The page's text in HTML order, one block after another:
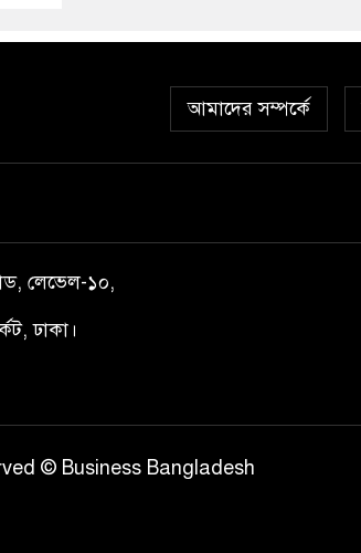
আমাদের সম্পর্কে
লেভেল-১০,
ঢাকা।
© Business Bangladesh